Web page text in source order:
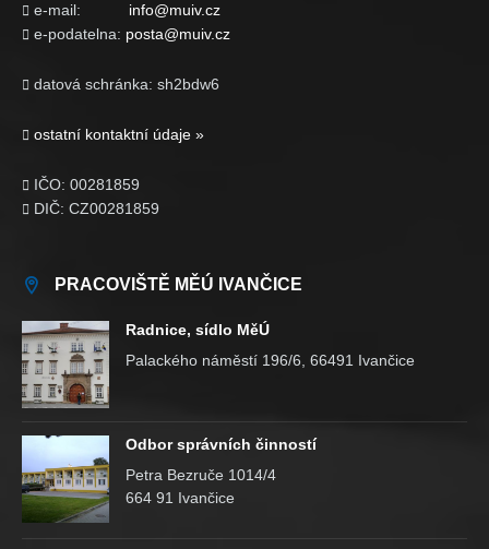
 e-mail: info@muiv.cz
 e-podatelna: posta@muiv.cz
 datová schránka: sh2bdw6
 ostatní kontaktní údaje »
 IČO: 00281859
 DIČ: CZ00281859
PRACOVIŠTĚ MĚÚ IVANČICE
Radnice, sídlo MěÚ
Palackého náměstí 196/6, 66491 Ivančice
Odbor správních činností
Petra Bezruče 1014/4
664 91 Ivančice